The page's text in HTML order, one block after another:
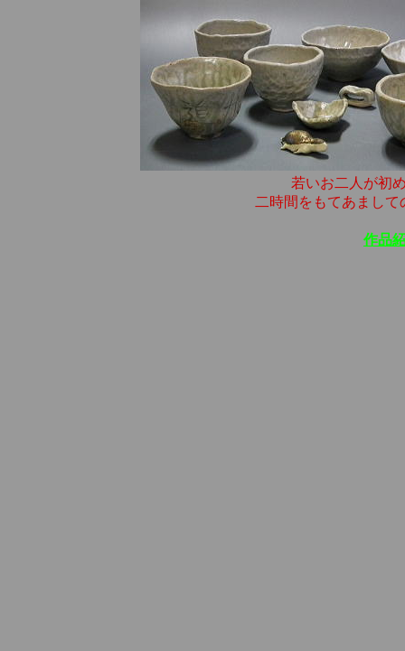
若いお二人が初
二時間をもてあまし
作品